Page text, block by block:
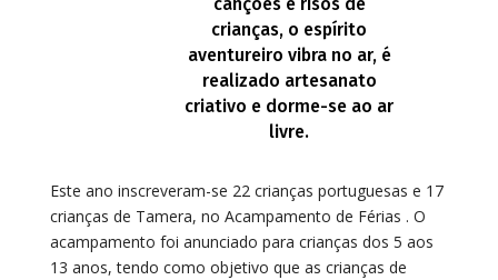
crianças, o espírito
aventureiro vibra no ar, é
realizado artesanato
criativo e dorme-se ao ar
livre.
Este ano inscreveram-se 22 crianças portuguesas e 17
crianças de Tamera, no Acampamento de Férias . O
acampamento foi anunciado para crianças dos 5 aos
13 anos, tendo como objetivo que as crianças de